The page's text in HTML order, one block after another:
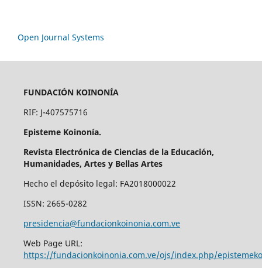
Open Journal Systems
FUNDACIÓN KOINONÍA
RIF: J-407575716
Episteme Koinonía.
Revista Electrónica de Ciencias de la Educación,
Humanidades, Artes y Bellas Artes
Hecho el depósito legal: FA2018000022
ISSN: 2665-0282
presidencia@fundacionkoinonia.com.ve
Web Page URL:
https://fundacionkoinonia.com.ve/ojs/index.php/